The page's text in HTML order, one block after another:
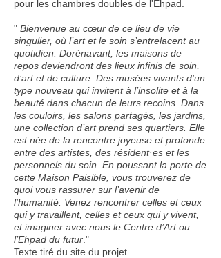
pour les chambres doubles de l'Ehpad.
​" Bienvenue au cœur de ce lieu de vie
singulier, où l’art et le soin s’entrelacent au
quotidien. Dorénavant, les maisons de
repos deviendront des lieux infinis de soin,
d’art et de culture. Des musées vivants d’un
type nouveau qui invitent à l’insolite et à la
beauté dans chacun de leurs recoins. Dans
les couloirs, les salons partagés, les jardins,
une collection d’art prend ses quartiers. Elle
est née de la rencontre joyeuse et profonde
entre des artistes, des résident·es et les
personnels du soin. En poussant la porte de
cette Maison Paisible, vous trouverez de
quoi vous rassurer sur l’avenir de
l’humanité. Venez rencontrer celles et ceux
qui y travaillent, celles et ceux qui y vivent,
et imaginer avec nous le Centre d’Art ou
l’Ehpad du futur ."
Texte tiré du site du projet